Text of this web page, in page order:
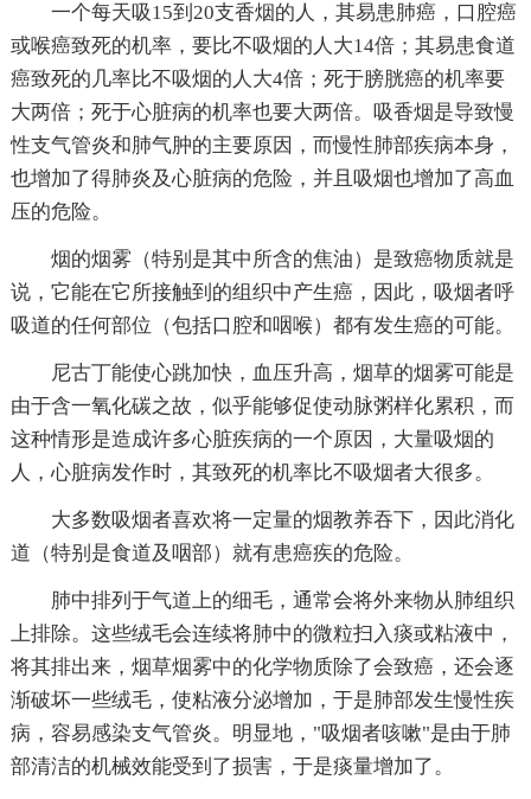
一个每天吸15到20支香烟的人，其易患肺癌，口腔癌
或喉癌致死的机率，要比不吸烟的人大14倍；其易患食道
癌致死的几率比不吸烟的人大4倍；死于膀胱癌的机率要
大两倍；死于心脏病的机率也要大两倍。吸香烟是导致慢
性支气管炎和肺气肿的主要原因，而慢性肺部疾病本身，
也增加了得肺炎及心脏病的危险，并且吸烟也增加了高血
压的危险。
烟的烟雾（特别是其中所含的焦油）是致癌物质就是
说，它能在它所接触到的组织中产生癌，因此，吸烟者呼
吸道的任何部位（包括口腔和咽喉）都有发生癌的可能。
尼古丁能使心跳加快，血压升高，烟草的烟雾可能是
由于含一氧化碳之故，似乎能够促使动脉粥样化累积，而
这种情形是造成许多心脏疾病的一个原因，大量吸烟的
人，心脏病发作时，其致死的机率比不吸烟者大很多。
大多数吸烟者喜欢将一定量的烟教养吞下，因此消化
道（特别是食道及咽部）就有患癌疾的危险。
肺中排列于气道上的细毛，通常会将外来物从肺组织
上排除。这些绒毛会连续将肺中的微粒扫入痰或粘液中，
将其排出来，烟草烟雾中的化学物质除了会致癌，还会逐
渐破坏一些绒毛，使粘液分泌增加，于是肺部发生慢性疾
病，容易感染支气管炎。明显地，"吸烟者咳嗽"是由于肺
部清洁的机械效能受到了损害，于是痰量增加了。